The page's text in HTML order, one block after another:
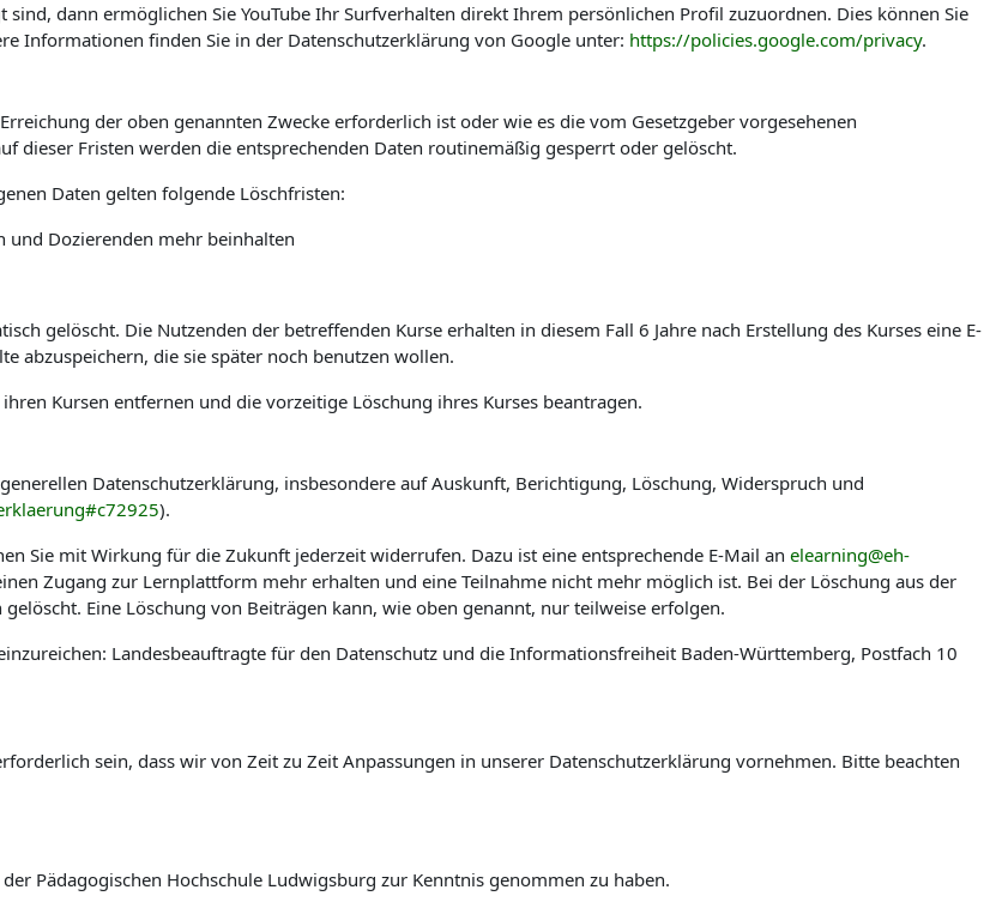
sind, dann ermöglichen Sie YouTube Ihr Surfverhalten direkt Ihrem persönlichen Profil zuzuordnen. Dies können Sie
Informationen finden Sie in der Datenschutzerklärung von Google unter: https://policies.google.com/privacy.
der oben genannten Zwecke erforderlich ist oder wie es die vom Gesetzgeber vorgesehenen
dieser Fristen werden die entsprechenden Daten routinemäßig gesperrt oder gelöscht.
Daten gelten folgende Löschfristen:
und Dozierenden mehr beinhalten
gelöscht. Die Nutzenden der betreffenden Kurse erhalten in diesem Fall 6 Jahre nach Erstellung des Kurses eine E-
abzuspeichern, die sie später noch benutzen wollen.
Kursen entfernen und die vorzeitige Löschung ihres Kurses beantragen.
Datenschutzerklärung, insbesondere auf Auskunft, Berichtigung, Löschung, Widerspruch und
).
Sie mit Wirkung für die Zukunft jederzeit widerrufen. Dazu ist eine entsprechende E-Mail an elearning@eh-
Zugang zur Lernplattform mehr erhalten und eine Teilnahme nicht mehr möglich ist. Bei der Löschung aus der
Eine Löschung von Beiträgen kann, wie oben genannt, nur teilweise erfolgen.
Landesbeauftragte für den Datenschutz und die Informationsfreiheit Baden-Württemberg, Postfach 10
sein, dass wir von Zeit zu Zeit Anpassungen in unserer Datenschutzerklärung vornehmen. Bitte beachten
Pädagogischen Hochschule Ludwigsburg zur Kenntnis genommen zu haben.